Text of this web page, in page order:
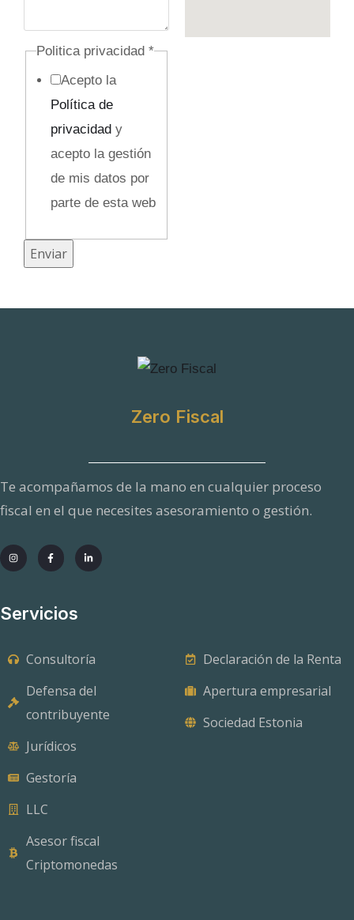
e
i
c
e
n
a
e
Politica privacidad *
Acepto la
Política de
privacidady
acepto la gestión
de mis datos por
parte de esta web
Enviar
Zero Fiscal
Te acompañamos de la mano en cualquier proceso
fiscal en el que necesites asesoramiento o gestión.
Servicios
Consultoría
Defensa del
contribuyente
Jurídicos
Gestoría
LLC
Asesor fiscal
Criptomonedas
Declaración de la Renta
Apertura empresarial
Sociedad Estonia